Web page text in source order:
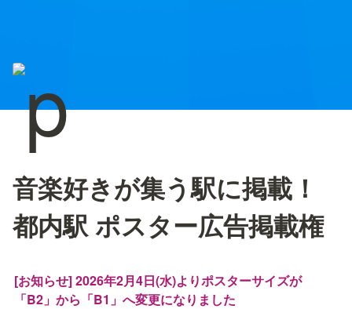
音楽好きが集う駅に掲載！
都内駅 ポスター広告掲載権
[お知らせ] 2026年2月4日(水)よりポスターサイズが
「B2」から「B1」へ変更になりました